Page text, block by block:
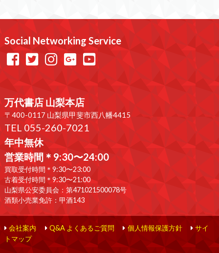
Social Networking Service
万代書店 山梨本店
〒400-0117 山梨県甲斐市西八幡4415
TEL 055-260-7021
年中無休
営業時間＊9:30〜24:00
買取受付時間＊9:30〜23:00
古着受付時間＊9:30〜21:00
山梨県公安委員会：第471021500078号
酒類小売業免許：甲酒143
会社案内 Q&A よくあるご質問 個人情報保護方針
サイ
トマップ